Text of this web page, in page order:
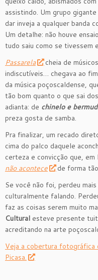
assistindo. Um grupo
dar inveja a qualquer banda
Um detalhe: não houve
tudo saiu como se tivessem
Passarela
cheia de
indiscutíveis… chegava ao
da música poçoscaldense,
tão bom quanto o que sai
adianta: de chinelo e
preza gosta de samba.
Pra finalizar, um recado
cima do palco daquele
certeza e convicção que, em
não acontece
de forma
Se você não foi, perdeu
culturalmente falando.
faz as coisas serem muito
Cultural esteve presente
acreditando na arte
Veja a cobertura fotográfica
Picasa.